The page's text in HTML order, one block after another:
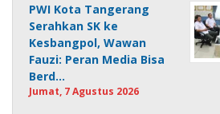
PWI Kota Tangerang
Serahkan SK ke
Kesbangpol, Wawan
Fauzi: Peran Media Bisa
Berd…
Jumat, 7 Agustus 2026